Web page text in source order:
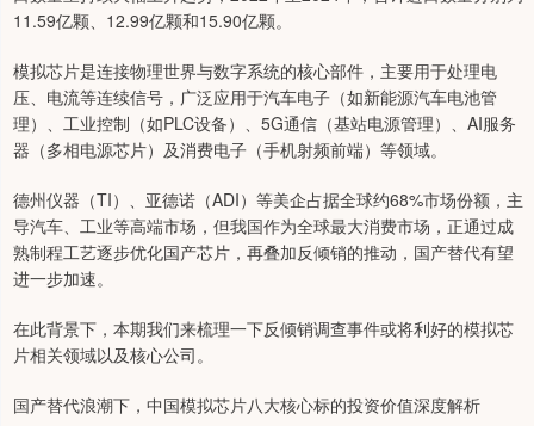
11.59亿颗、12.99亿颗和15.90亿颗。
模拟芯片是连接物理世界与数字系统的核心部件，主要用于处理电
压、电流等连续信号，广泛应用于汽车电子（如新能源汽车电池管
理）、工业控制（如PLC设备）、5G通信（基站电源管理）、AI服务
器（多相电源芯片）及消费电子（手机射频前端）等领域。
德州仪器（TI）、亚德诺（ADI）等美企占据全球约68%市场份额，主
导汽车、工业等高端市场，但我国作为全球最大消费市场，正通过成
熟制程工艺逐步优化国产芯片，再叠加反倾销的推动，国产替代有望
进一步加速。
在此背景下，本期我们来梳理一下反倾销调查事件或将利好的模拟芯
片相关领域以及核心公司。
国产替代浪潮下，中国模拟芯片八大核心标的投资价值深度解析